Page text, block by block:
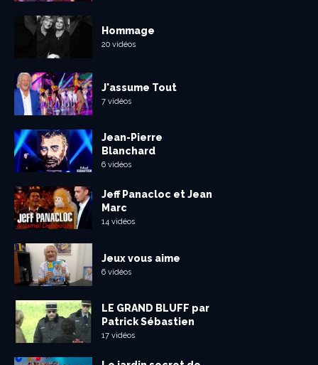
Hommage
20 vidéos
J'assume Tout
7 vidéos
Jean-Pierre
Blanchard
6 vidéos
Jeff Panacloc et Jean
Marc
14 vidéos
Jeux vous aime
6 vidéos
LE GRAND BLUFF par
Patrick Sébastien
17 vidéos